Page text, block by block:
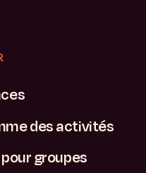
des activités
groupes